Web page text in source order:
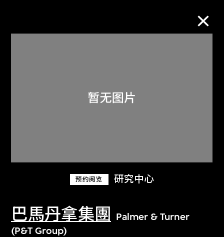
预约阅览 研究中心
巴馬丹拿集團
Palmer & Turner
(P&T Group)
关于M+藏品
探索世界顶级的二十及二十一世纪视觉
文化藏品。